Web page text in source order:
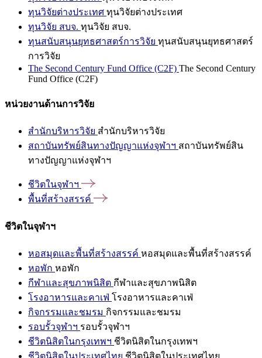
ทุนวิจัยต่างประเทศ ทุนวิจัยต่างประเทศ
ทุนวิจัย สบจ. ทุนวิจัย สบจ.
ทุนสนับสนุนยุทธศาสตร์การวิจัย ทุนสนับสนุนยุทธศาสตร์
การวิจัย
The Second Century Fund Office (C2F) The Second Century
Fund Office (C2F)
หน่วยงานด้านการวิจัย
สำนักบริหารวิจัย สำนักบริหารวิจัย
สถาบันทรัพย์สินทางปัญญาแห่งจุฬาฯ สถาบันทรัพย์สิน
ทางปัญญาแห่งจุฬาฯ
ชีวิตในจุฬาฯ
พื้นที่สร้างสรรค์
ชีวิตในจุฬาฯ
หอสมุดและพื้นที่สร้างสรรค์ หอสมุดและพื้นที่สร้างสรรค์
หอพัก หอพัก
กีฬาและสุขภาพนิสิต กีฬาและสุขภาพนิสิต
โรงอาหารและคาเฟ่ โรงอาหารและคาเฟ่
กิจกรรมและชมรม กิจกรรมและชมรม
รอบรั้วจุฬาฯ รอบรั้วจุฬาฯ
ชีวิตนิสิตในกรุงเทพฯ ชีวิตนิสิตในกรุงเทพฯ
ชีวิตนิสิตในประเทศไทย ชีวิตนิสิตในประเทศไทย